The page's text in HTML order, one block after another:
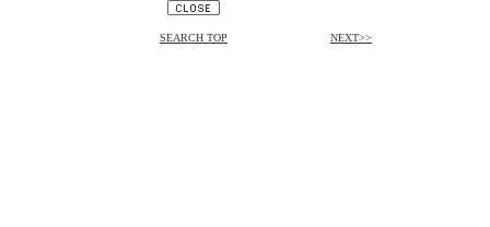
SEARCH TOP NEXT>>